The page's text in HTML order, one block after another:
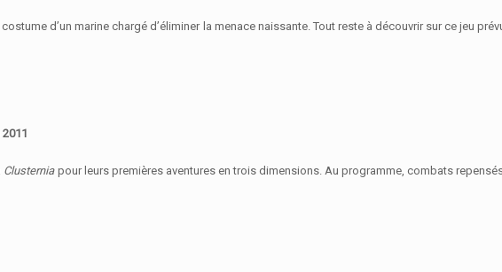
d’un marine chargé d’éliminer la menace naissante. Tout reste à découvrir sur ce jeu
Clusternia pour leurs premières aventures en trois dimensions. Au programme, combats